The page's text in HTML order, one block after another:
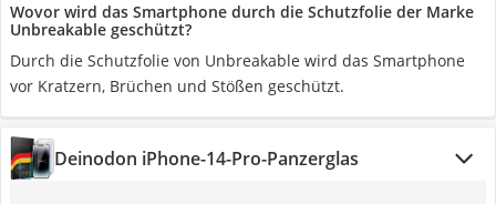
Wovor wird das Smartphone durch die Schutzfolie der Marke
Unbreakable geschützt?
Durch die Schutzfolie von Unbreakable wird das Smartphone
vor Kratzern, Brüchen und Stößen geschützt.
Deinodon iPhone-14-Pro-Panzerglas